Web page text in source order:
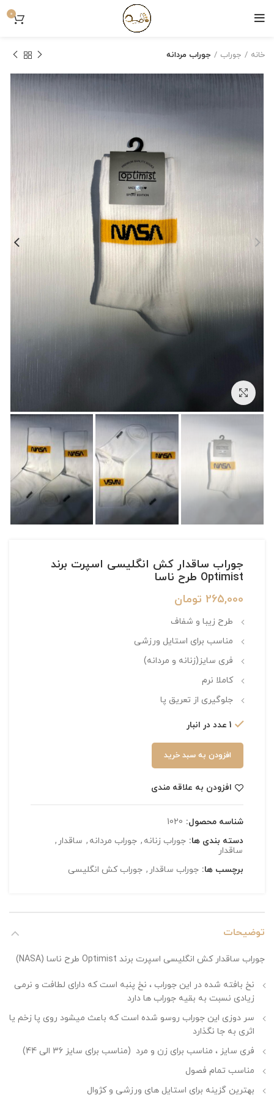
0
خانه جوراب جوراب مردانه
جوراب ساقدار کش انگلیسی اسپرت برند
Optimist طرح ناسا
265,000 تومان
طرح زیبا و شفاف
مناسب برای استایل ورزشی
فری سایز(زنانه و مردانه)
کاملا نرم
جلوگیری از تعریق پا
1 عدد در انبار
افزودن به سبد خرید
افزودن به علاقه مندی
شناسه محصول: 1020
دسته بندی ها: جوراب زنانه , جوراب مردانه , ساقدار ,
ساقدار
برچسب ها: جوراب ساقدار , جوراب کش انگلیسی
توضیحات
جوراب ساقدار کش انگلیسی اسپرت برند Optimist طرح ناسا (NASA)
نخ بافته شده در این جوراب ، نخ پنبه است که دارای لطافت و نرمی
زیادی نسبت به بقیه جوراب ها دارد
سر دوزی این جوراب روسو شده است که باعث میشود روی پا زخم یا
اثری به جا نگذارد
فری سایز ، مناسب برای زن و مرد (مناسب برای سایز 36 الی 44)
مناسب تمام فصول
بهترین گزینه برای استایل های ورزشی و کژوال